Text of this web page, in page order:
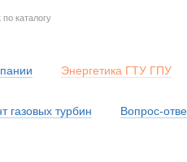
Энергетика ГТУ ГПУ
газовых турбин Вопрос-